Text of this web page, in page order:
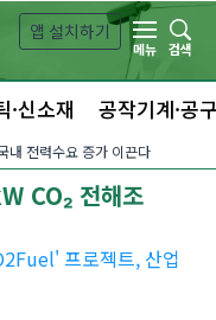
앱 설치하기
메뉴
검색
·신소재 공작기계·공
내 전력수요 증가 이끈다
CO₂ 전해조
프로젝트, 산업